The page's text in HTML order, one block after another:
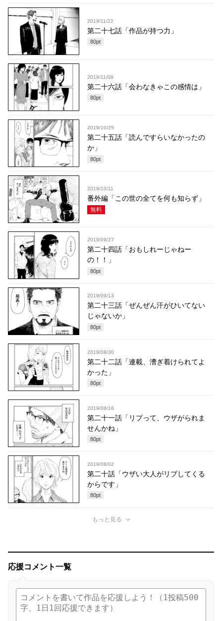
2019/11/22
第二十七話「作品が持つ力」
80pt
2019/11/08
第二十六話「会わなきゃこの感情は」
80pt
2019/10/25
第二十五話「読んですらいなかったの
か」
80pt
2019/10/11
番外編「この世の全てを何も知らず」
無料
2019/09/27
第二十四話「おもしれーじゃねー
の！！」
80pt
2019/09/13
第二十三話「ぜんぜん汗がひいてない
じゃないか」
80pt
2019/08/30
第二十二話「連載、漕ぎ着けられてよ
かった」
80pt
2019/08/16
第二十一話「リプって、ウザがられま
せんかね」
80pt
2019/08/02
第二十話「ウザい大人がリプしてくる
からです」
80pt
もっと見る
応援コメント一覧